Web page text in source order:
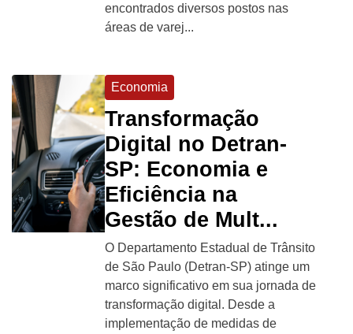
encontrados diversos postos nas
áreas de varej...
Economia
Transformação
Digital no Detran-
SP: Economia e
Eficiência na
Gestão de Mult...
O Departamento Estadual de Trânsito
de São Paulo (Detran-SP) atinge um
marco significativo em sua jornada de
transformação digital. Desde a
implementação de medidas de